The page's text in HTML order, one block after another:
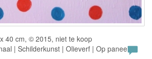
40 cm, © 2015, niet te koop
| Schilderkunst | Olieverf | Op paneel